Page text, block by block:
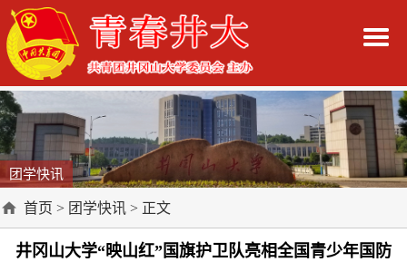
团学快讯
首页 > 团学快讯 > 正文
井冈山大学“映山红”国旗护卫队亮相全国青少年国防